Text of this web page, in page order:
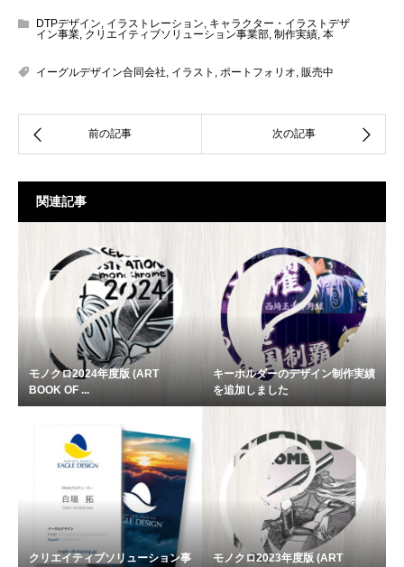
DTPデザイン, イラストレーション, キャラクター・イラストデザ
イン事業, クリエイティブソリューション事業部, 制作実績, 本
イーグルデザイン合同会社, イラスト , ポートフォリオ, 販売中
関連記事
モノクロ2024年度版 (ART
BOOK OF ...
キーホルダーのデザイン制作実績
を追加しました
クリエイティブソリューション事
モノクロ2023年度版 (ART